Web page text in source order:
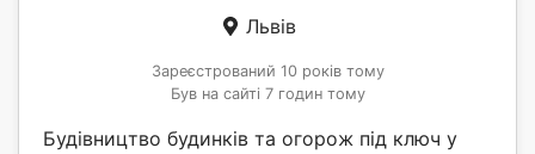
Львів
Зареєстрований 10 років тому
Був на сайті 7 годин тому
Будівництво будинків та огорож під ключ у